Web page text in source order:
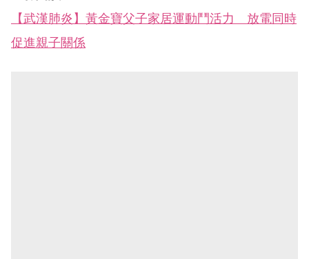
【武漢肺炎】黃金寶父子家居運動鬥活力 放電同時
促進親子關係